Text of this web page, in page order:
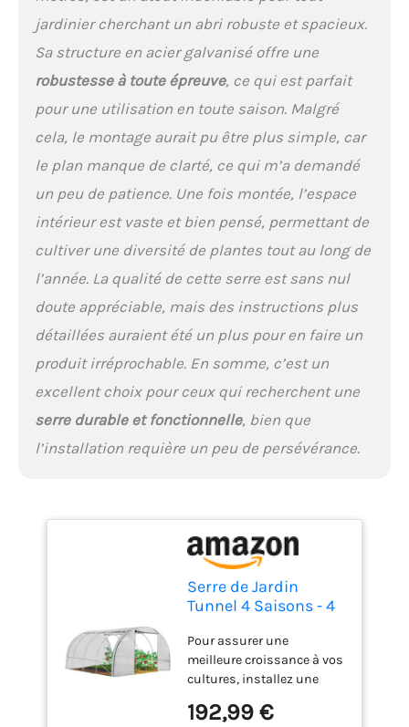
entrepôt dans la Loire
jardinier cherchant un abri robuste et spacieux.
Sa structure en acier galvanisé offre une
robustesse à toute épreuve, ce qui est parfait
pour une utilisation en toute saison. Malgré
cela, le montage aurait pu être plus simple, car
le plan manque de clarté, ce qui m’a demandé
un peu de patience. Une fois montée, l’espace
intérieur est vaste et bien pensé, permettant de
cultiver une diversité de plantes tout au long de
l’année. La qualité de cette serre est sans nul
doute appréciable, mais des instructions plus
détaillées auraient été un plus pour en faire un
produit irréprochable. En somme, c’est un
excellent choix pour ceux qui recherchent une
serre durable et fonctionnelle, bien que
l’installation requière un peu de persévérance.
Serre de Jardin
Tunnel 4 Saisons - 4
renforcée 3x4m -
Blanche
Pour assurer une
meilleure croissance à vos
cultures, installez une
acier galvanisé. Elle
192,99 €